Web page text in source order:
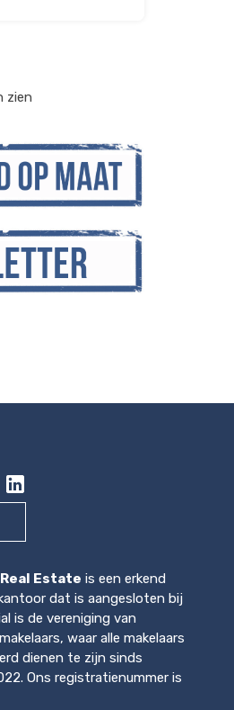
zien
Real Estate is een erkend
dat is aangesloten bij
is de vereniging van
waar alle makelaars
dienen te zijn sinds
Ons registratienummer is